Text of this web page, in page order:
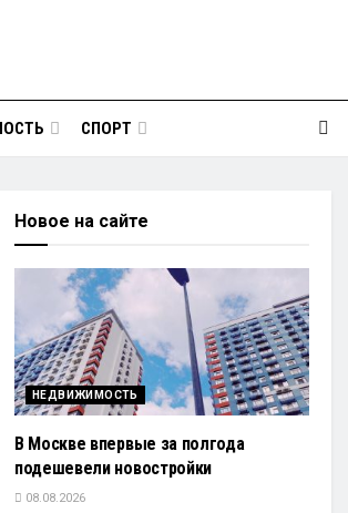
СПОРТ
Новое на сайте
НЕДВИЖИМОСТЬ
В Москве впервые за полгода
подешевели новостройки
08.08.2026